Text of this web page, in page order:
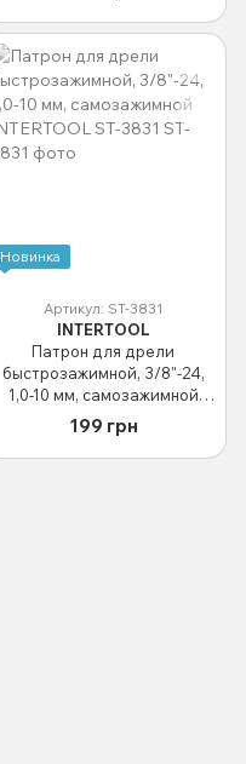
Новинка
Артикул: ST-3831
INTERTOOL
Патрон для дрели
быстрозажимной, 3/8"-24,
1,0-10 мм, самозажимной
INTERTOOL ST-3831
199 грн